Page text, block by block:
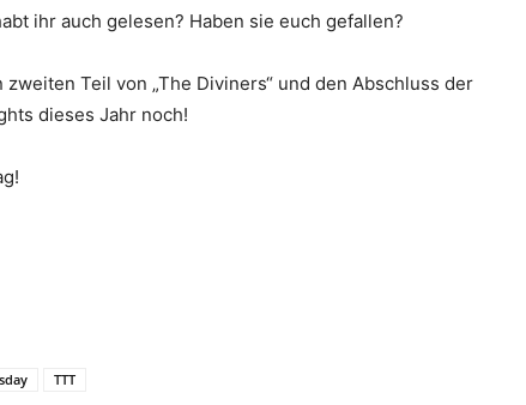
ihr auch gelesen? Haben sie euch gefallen?
Teil von „The Diviners“ und den Abschluss der
dieses Jahr noch!
TTT